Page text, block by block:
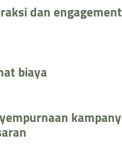
dan
biaya